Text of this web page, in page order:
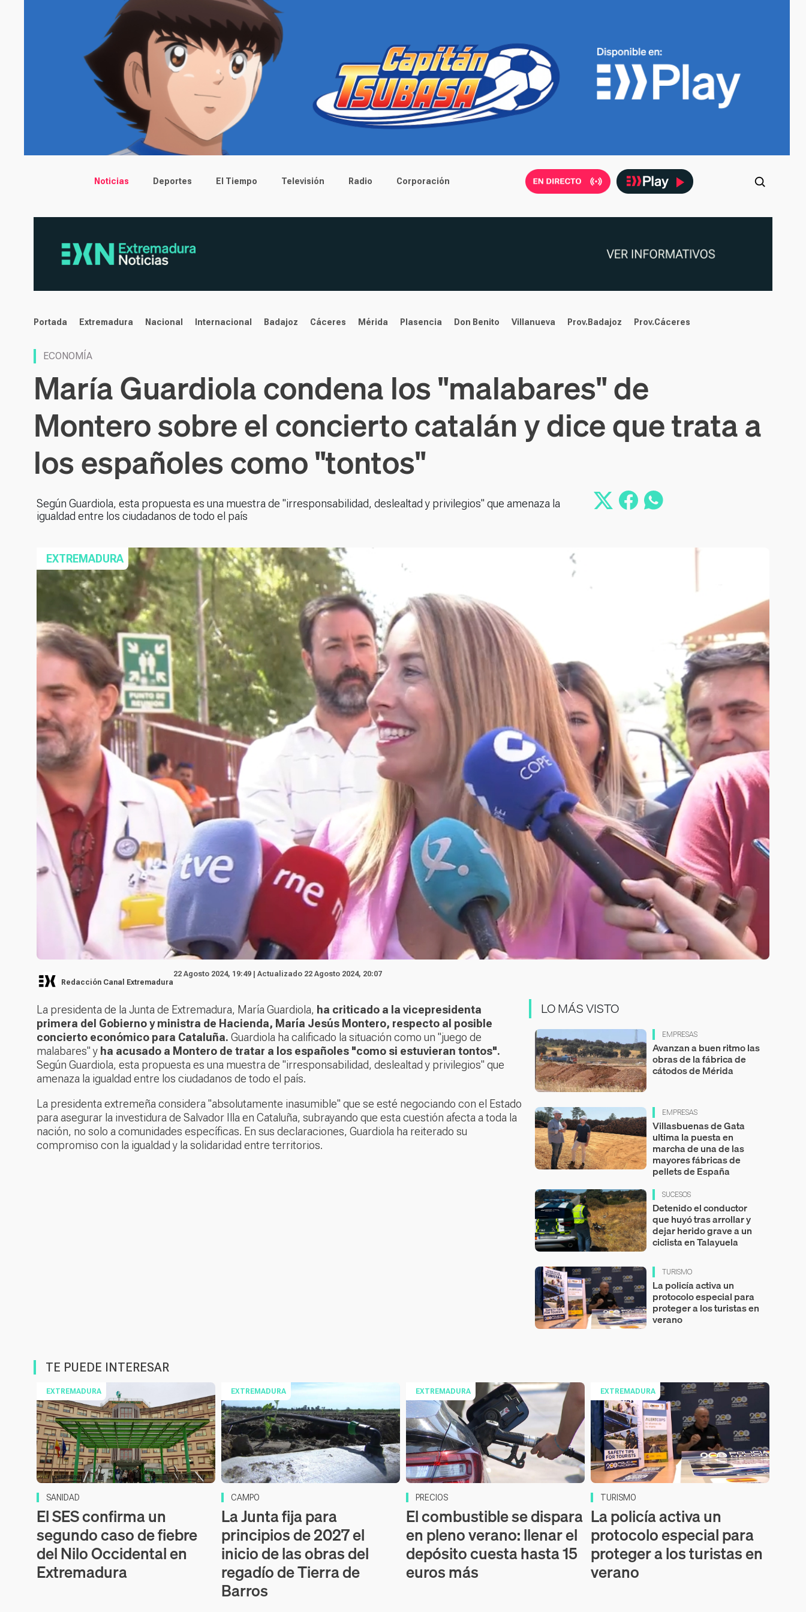
Main menu
Noticias Deportes El Tiempo Televisión Radio Corporación
noticias
Portada Extremadura Nacional Internacional Badajoz Cáceres Mérida Plasencia Don Benito Villanueva Prov.Badajoz Prov.Cáceres
ECONOMÍA
María Guardiola condena los "malabares" de
Montero sobre el concierto catalán y dice que trata a
los españoles como "tontos"
Según Guardiola, esta propuesta es una muestra de "irresponsabilidad, deslealtad y privilegios" que amenaza la
igualdad entre los ciudadanos de todo el país
EXTREMADURA
Redacción Canal Extremadura
22 Agosto 2024, 19:49 | Actualizado 22 Agosto 2024, 20:07
La presidenta de la Junta de Extremadura, María Guardiola, ha criticado a la vicepresidenta
primera del Gobierno y ministra de Hacienda, María Jesús Montero, respecto al posible
concierto económico para Cataluña. Guardiola ha calificado la situación como un "juego de
malabares" y ha acusado a Montero de tratar a los españoles "como si estuvieran tontos".
Según Guardiola, esta propuesta es una muestra de "irresponsabilidad, deslealtad y privilegios" que
amenaza la igualdad entre los ciudadanos de todo el país.
La presidenta extremeña considera "absolutamente inasumible" que se esté negociando con el Estado
para asegurar la investidura de Salvador Illa en Cataluña, subrayando que esta cuestión afecta a toda la
nación, no solo a comunidades específicas. En sus declaraciones, Guardiola ha reiterado su
compromiso con la igualdad y la solidaridad entre territorios.
LO MÁS VISTO
EMPRESAS
Avanzan a buen ritmo las
obras de la fábrica de
cátodos de Mérida
EMPRESAS
Villasbuenas de Gata
ultima la puesta en
marcha de una de las
mayores fábricas de
pellets de España
SUCESOS
Detenido el conductor
que huyó tras arrollar y
dejar herido grave a un
ciclista en Talayuela
TURISMO
La policía activa un
protocolo especial para
proteger a los turistas en
verano
TE PUEDE INTERESAR
EXTREMADURA
SANIDAD
El SES confirma un
segundo caso de fiebre
del Nilo Occidental en
Extremadura
EXTREMADURA
CAMPO
La Junta fija para
principios de 2027 el
inicio de las obras del
regadío de Tierra de
Barros
EXTREMADURA
PRECIOS
El combustible se dispara
en pleno verano: llenar el
depósito cuesta hasta 15
euros más
EXTREMADURA
TURISMO
La policía activa un
protocolo especial para
proteger a los turistas en
verano